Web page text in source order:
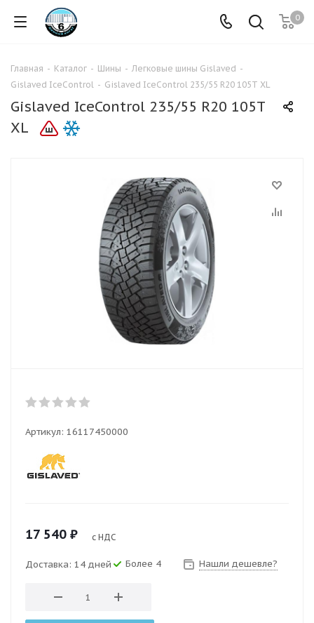
0
Главная - Каталог - Шины - Легковые шины Gislaved -
Gislaved IceControl - Gislaved IceControl 235/55 R20 105T XL
Gislaved IceControl 235/55 R20 105T
XL
Артикул: 16117450000
17 540 ₽ с НДС
Доставка: 14 дней Более 4 Нашли дешевле?